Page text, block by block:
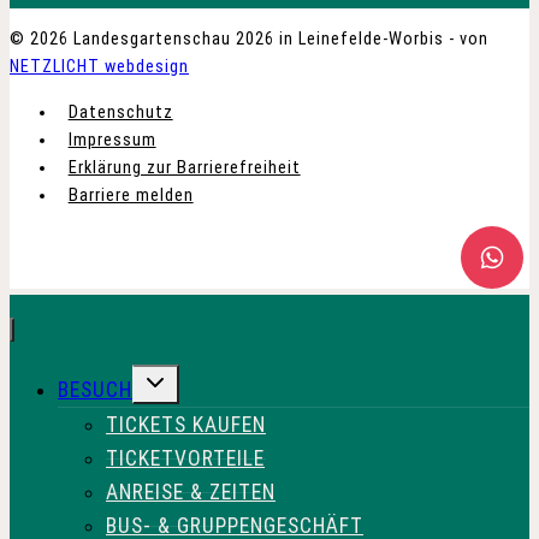
© 2026 Landesgartenschau 2026 in Leinefelde-Worbis - von
NETZLICHT webdesign
Datenschutz
Impressum
Erklärung zur Barrierefreiheit
Barriere melden
BESUCH
UNTERMENÜ
TICKETS KAUFEN
TICKETVORTEILE
ANREISE & ZEITEN
BUS- & GRUPPENGESCHÄFT